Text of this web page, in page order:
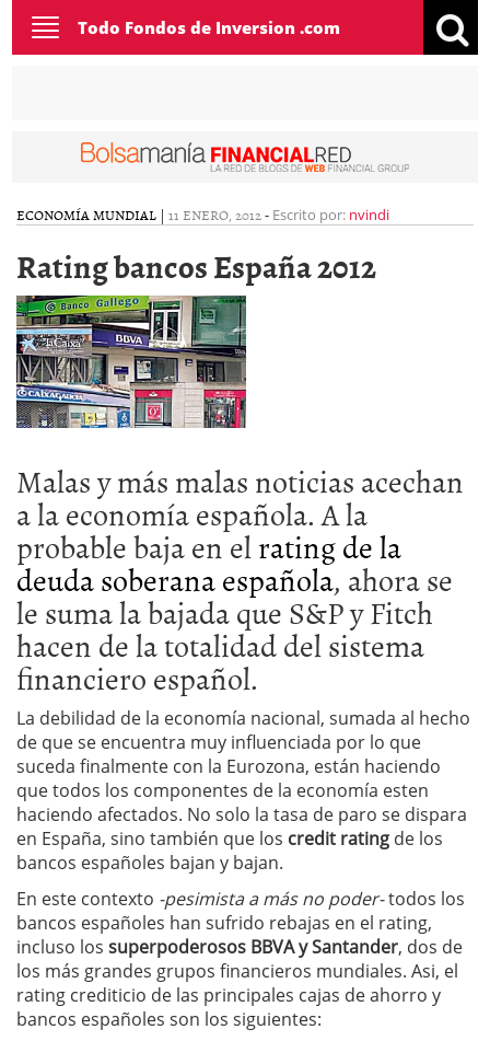
Toggle
navigation
Todo Fondos de Inversion .com
ECONOMÍA MUNDIAL | 11 ENERO, 2012- Escrito por: nvindi
Rating bancos España 2012
Malas y más malas noticias acechan
a la economía española. A la
probable baja en elrating de la
deuda soberana española, ahora se
le suma la bajada que S&P y Fitch
hacen de la totalidad del sistema
financiero español.
La debilidad de la economía nacional, sumada al hecho
de que se encuentra muy influenciada por lo que
suceda finalmente con la Eurozona, están haciendo
que todos los componentes de la economía esten
haciendo afectados. No solo la tasa de paro se dispara
en España, sino también que los credit rating de los
bancos españoles bajan y bajan.
En este contexto -pesimista a más no poder-todos los
bancos españoles han sufrido rebajas en el rating,
incluso los superpoderosos BBVA y Santander, dos de
los más grandes grupos financieros mundiales. Asi, el
rating crediticio de las principales cajas de ahorro y
bancos españoles son los siguientes: